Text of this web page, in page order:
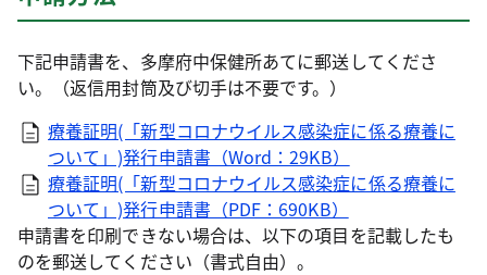
下記申請書を、多摩府中保健所あてに郵送してくださ
い。（返信用封筒及び切手は不要です。）
療養証明(「新型コロナウイルス感染症に係る療養に
ついて」)発行申請書（Word：29KB）
療養証明(「新型コロナウイルス感染症に係る療養に
ついて」)発行申請書（PDF：690KB）
申請書を印刷できない場合は、以下の項目を記載したも
のを郵送してください（書式自由）。